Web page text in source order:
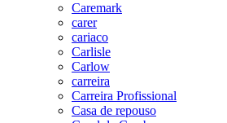
Caremark
carer
cariaco
Carlisle
Carlow
carreira
Carreira Profissional
Casa de repouso